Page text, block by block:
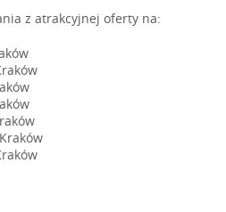
z atrakcyjnej oferty na: